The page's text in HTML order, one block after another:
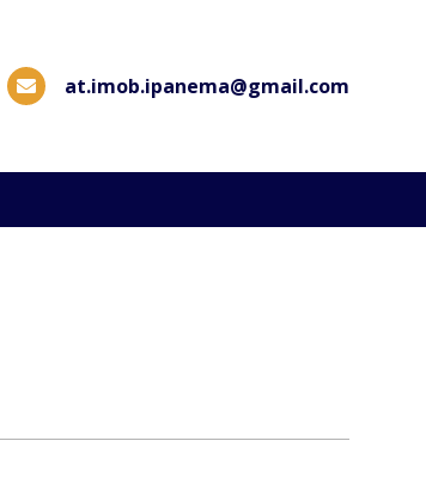
WhatsApp
at.imob.ipanema@gmail.com